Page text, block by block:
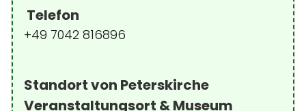
Telefon
+49 7042 816896
Standort von Peterskirche
Veranstaltungsort & Museum